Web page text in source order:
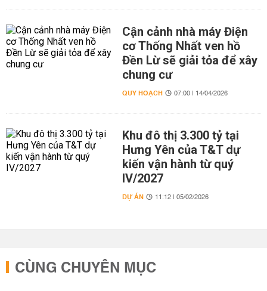
Cận cảnh nhà máy Điện
cơ Thống Nhất ven hồ
Đền Lừ sẽ giải tỏa để xây
chung cư
QUY HOẠCH 07:00 | 14/04/2026
Khu đô thị 3.300 tỷ tại
Hưng Yên của T&T dự
kiến vận hành từ quý
IV/2027
DỰ ÁN 11:12 | 05/02/2026
CÙNG CHUYÊN MỤC